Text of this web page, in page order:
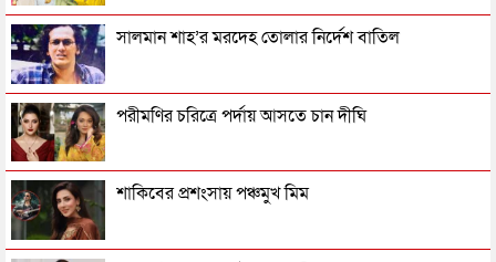
সালমান শাহ’র মরদেহ তোলার নির্দেশ বাতিল
পরীমণির চরিত্রে পর্দায় আসতে চান দীঘি
শাকিবের প্রশংসায় পঞ্চমুখ মিম